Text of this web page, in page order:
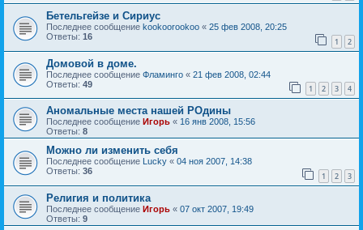
Бетельгейзе и Сириус
Последнее сообщение kookoorookoo « 25 фев 2008, 20:25
Ответы: 16 1 2
Домовой в доме.
Последнее сообщение Фламинго « 21 фев 2008, 02:44
Ответы: 49 1 2 3 4
Аномальные места нашей РОдины
Последнее сообщение Игорь « 16 янв 2008, 15:56
Ответы: 8
Можно ли изменить себя
Последнее сообщение Lucky « 04 ноя 2007, 14:38
Ответы: 36 1 2 3
Религия и политика
Последнее сообщение Игорь « 07 окт 2007, 19:49
Ответы: 9